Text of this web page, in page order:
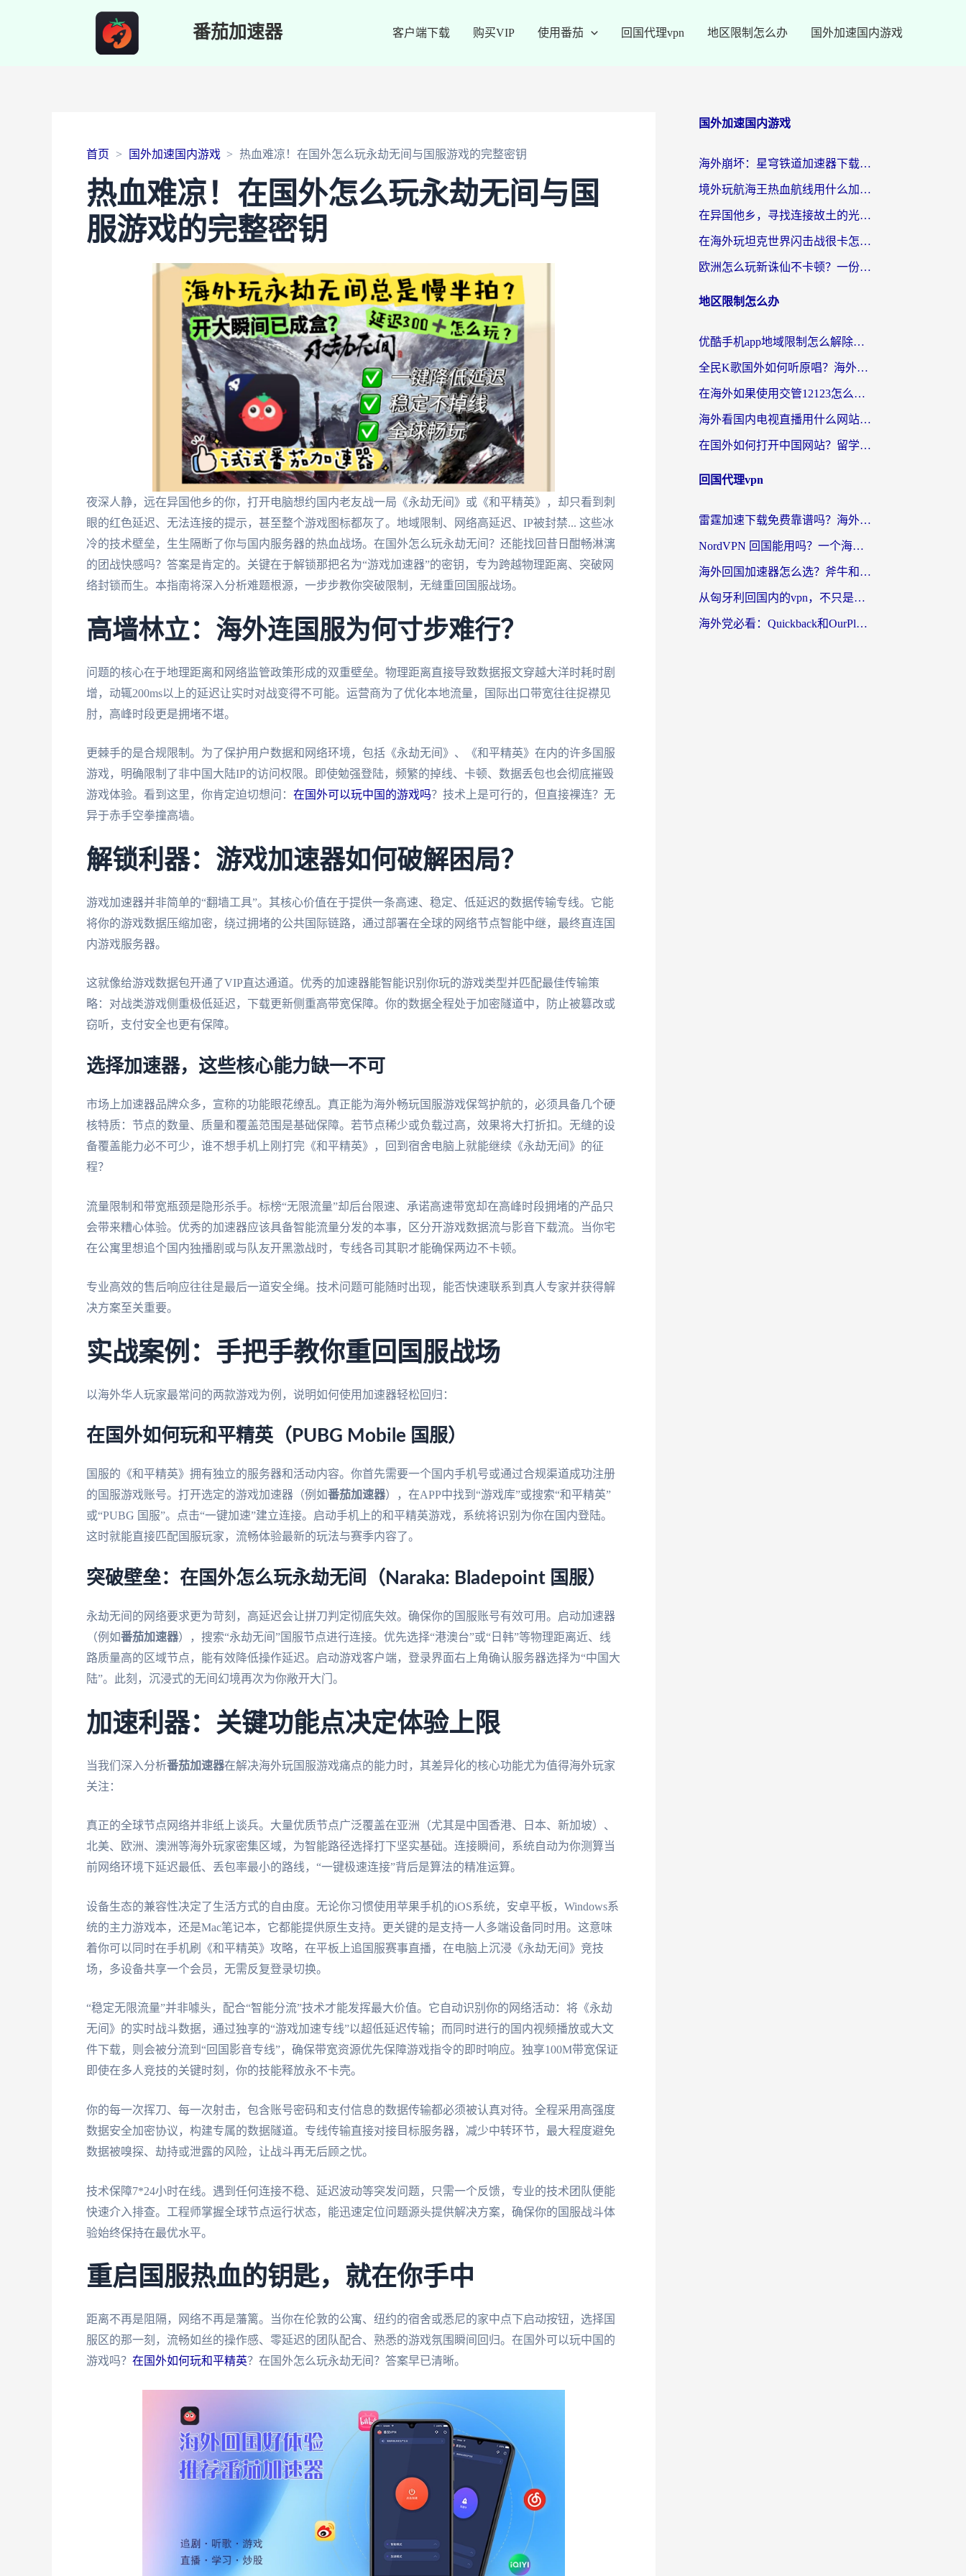
番茄加速器 客户端下载 购买VIP 使用番茄 回国代理vpn 地区限制怎么办 国外加速国内游戏
首页 国外加速国内游戏 热血难凉！在国外怎么玩永劫无间与国服游戏的完整密钥
热血难凉！在国外怎么玩永劫无间与国
服游戏的完整密钥
夜深人静，远在异国他乡的你，打开电脑想约国内老友战一局《永劫无间》或《和平精英》，却只看到刺
眼的红色延迟、无法连接的提示，甚至整个游戏图标都灰了。地域限制、网络高延迟、IP被封禁... 这些冰
冷的技术壁垒，生生隔断了你与国内服务器的热血战场。在国外怎么玩永劫无间？还能找回昔日酣畅淋漓
的团战快感吗？答案是肯定的。关键在于解锁那把名为“游戏加速器”的密钥，专为跨越物理距离、突破网
络封锁而生。本指南将深入分析难题根源，一步步教你突破限制，无缝重回国服战场。
高墙林立：海外连国服为何寸步难行？
问题的核心在于地理距离和网络监管政策形成的双重壁垒。物理距离直接导致数据报文穿越大洋时耗时剧
增，动辄200ms以上的延迟让实时对战变得不可能。运营商为了优化本地流量，国际出口带宽往往捉襟见
肘，高峰时段更是拥堵不堪。
更棘手的是合规限制。为了保护用户数据和网络环境，包括《永劫无间》、《和平精英》在内的许多国服
游戏，明确限制了非中国大陆IP的访问权限。即使勉强登陆，频繁的掉线、卡顿、数据丢包也会彻底摧毁
游戏体验。看到这里，你肯定迫切想问： 在国外可以玩中国的游戏吗？技术上是可行的，但直接裸连？无
异于赤手空拳撞高墙。
解锁利器：游戏加速器如何破解困局？
游戏加速器并非简单的“翻墙工具”。其核心价值在于提供一条高速、稳定、低延迟的数据传输专线。它能
将你的游戏数据压缩加密，绕过拥堵的公共国际链路，通过部署在全球的网络节点智能中继，最终直连国
内游戏服务器。
这就像给游戏数据包开通了VIP直达通道。优秀的加速器能智能识别你玩的游戏类型并匹配最佳传输策
略：对战类游戏侧重极低延迟，下载更新侧重高带宽保障。你的数据全程处于加密隧道中，防止被篡改或
窃听，支付安全也更有保障。
选择加速器，这些核心能力缺一不可
市场上加速器品牌众多，宣称的功能眼花缭乱。真正能为海外畅玩国服游戏保驾护航的，必须具备几个硬
核特质：节点的数量、质量和覆盖范围是基础保障。若节点稀少或负载过高，效果将大打折扣。无缝的设
备覆盖能力必不可少，谁不想手机上刚打完《和平精英》，回到宿舍电脑上就能继续《永劫无间》的征
程？
流量限制和带宽瓶颈是隐形杀手。标榜“无限流量”却后台限速、承诺高速带宽却在高峰时段拥堵的产品只
会带来糟心体验。优秀的加速器应该具备智能流量分发的本事，区分开游戏数据流与影音下载流。当你宅
在公寓里想追个国内独播剧或与队友开黑激战时，专线各司其职才能确保两边不卡顿。
专业高效的售后响应往往是最后一道安全绳。技术问题可能随时出现，能否快速联系到真人专家并获得解
决方案至关重要。
实战案例：手把手教你重回国服战场
以海外华人玩家最常问的两款游戏为例，说明如何使用加速器轻松回归：
在国外如何玩和平精英（PUBG Mobile 国服）
国服的《和平精英》拥有独立的服务器和活动内容。你首先需要一个国内手机号或通过合规渠道成功注册
的国服游戏账号。打开选定的游戏加速器（例如番茄加速器），在APP中找到“游戏库”或搜索“和平精英”
或“PUBG 国服”。点击“一键加速”建立连接。启动手机上的和平精英游戏，系统将识别为你在国内登陆。
这时就能直接匹配国服玩家，流畅体验最新的玩法与赛季内容了。
突破壁垒：在国外怎么玩永劫无间（Naraka: Bladepoint 国服）
永劫无间的网络要求更为苛刻，高延迟会让拼刀判定彻底失效。确保你的国服账号有效可用。启动加速器
（例如番茄加速器），搜索“永劫无间”国服节点进行连接。优先选择“港澳台”或“日韩”等物理距离近、线
路质量高的区域节点，能有效降低操作延迟。启动游戏客户端，登录界面右上角确认服务器选择为“中国大
陆”。此刻，沉浸式的无间幻境再次为你敞开大门。
加速利器：关键功能点决定体验上限
当我们深入分析番茄加速器在解决海外玩国服游戏痛点的能力时，其差异化的核心功能尤为值得海外玩家
关注：
真正的全球节点网络并非纸上谈兵。大量优质节点广泛覆盖在亚洲（尤其是中国香港、日本、新加坡）、
北美、欧洲、澳洲等海外玩家密集区域，为智能路径选择打下坚实基础。连接瞬间，系统自动为你测算当
前网络环境下延迟最低、丢包率最小的路线，“一键极速连接”背后是算法的精准运算。
设备生态的兼容性决定了生活方式的自由度。无论你习惯使用苹果手机的iOS系统，安卓平板，Windows系
统的主力游戏本，还是Mac笔记本，它都能提供原生支持。更关键的是支持一人多端设备同时用。这意味
着你可以同时在手机刷《和平精英》攻略，在平板上追国服赛事直播，在电脑上沉浸《永劫无间》竞技
场，多设备共享一个会员，无需反复登录切换。
“稳定无限流量”并非噱头，配合“智能分流”技术才能发挥最大价值。它自动识别你的网络活动：将《永劫
无间》的实时战斗数据，通过独享的“游戏加速专线”以超低延迟传输；而同时进行的国内视频播放或大文
件下载，则会被分流到“回国影音专线”，确保带宽资源优先保障游戏指令的即时响应。独享100M带宽保证
即使在多人竞技的关键时刻，你的技能释放永不卡壳。
你的每一次挥刀、每一次射击，包含账号密码和支付信息的数据传输都必须被认真对待。全程采用高强度
数据安全加密协议，构建专属的数据隧道。专线传输直接对接目标服务器，减少中转环节，最大程度避免
数据被嗅探、劫持或泄露的风险，让战斗再无后顾之忧。
技术保障7*24小时在线。遇到任何连接不稳、延迟波动等突发问题，只需一个反馈，专业的技术团队便能
快速介入排查。工程师掌握全球节点运行状态，能迅速定位问题源头提供解决方案，确保你的国服战斗体
验始终保持在最优水平。
重启国服热血的钥匙，就在你手中
距离不再是阻隔，网络不再是藩篱。当你在伦敦的公寓、纽约的宿舍或悉尼的家中点下启动按钮，选择国
服区的那一刻，流畅如丝的操作感、零延迟的团队配合、熟悉的游戏氛围瞬间回归。在国外可以玩中国的
游戏吗？ 在国外如何玩和平精英？在国外怎么玩永劫无间？答案早已清晰。
国外加速国内游戏
海外崩坏：星穹铁道加速器下载安装：一份给游子的终极网络指南
境外玩航海王热血航线用什么加速器？2026海外玩家实测最优方案（附欧洲问道堡垒前线加速技巧）
在异国他乡，寻找连接故土的光明大陆免费加速器
在海外玩坦克世界闪击战很卡怎么办？老玩家亲测有效的加速器选择指南
欧洲怎么玩新诛仙不卡顿？一份给海外游子的国服游戏畅玩指南
地区限制怎么办
优酷手机app地域限制怎么解除？海外党亲测有效的追剧方案
全民K歌国外如何听原唱？海外党亲测有效的回国加速器选择指南
在海外如果使用交管12123怎么处理？留学生亲测有效的回国加速方案
海外看国内电视直播用什么网站比较好？一篇解决你所有追剧难题的实用指南
在国外如何打开中国网站？留学生与海外华人的无缝访问指南
回国代理vpn
雷霆加速下载免费靠谱吗？海外党选回国加速器的避坑指南（附热门工具对比）
NordVPN 回国能用吗？一个海外用户必须面对的真实困境
海外回国加速器怎么选？斧牛和海龟哪个好？一篇帮你避开坑的实用指南
从匈牙利回国内的vpn，不只是为了刷剧那么简单
海外党必看：Quickback和OurPlay好用吗？3分钟选对回国加速器，无缝刷剧玩游戏